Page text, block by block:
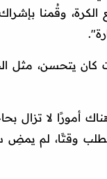
وقُمنا
كان يتحسن، مثل
أمورًا لا تزال